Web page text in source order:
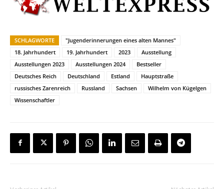
SCHLAGWORTE
"Jugenderinnerungen eines alten Mannes"
18. Jahrhundert
19. Jahrhundert 2023
Ausstellung
Ausstellungen 2023
Ausstellungen 2024
Bestseller
Deutsches Reich
Deutschland Estland
Hauptstraße
russisches Zarenreich
Russland Sachsen
Wilhelm von Kügelgen
Wissenschaftler